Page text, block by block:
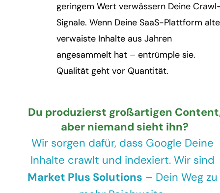
geringem Wert verwässern Deine
Signale. Wenn Deine SaaS-Plattform
verwaiste Inhalte aus Jahren
angesammelt hat – entrümple sie.
Qualität geht vor Quantität.
Du produzierst großartigen
aber niemand sieht ihn?
Wir sorgen dafür, dass Google Deine
Inhalte crawlt und indexiert. Wir sind
Market Plus Solutions – Dein Weg zu